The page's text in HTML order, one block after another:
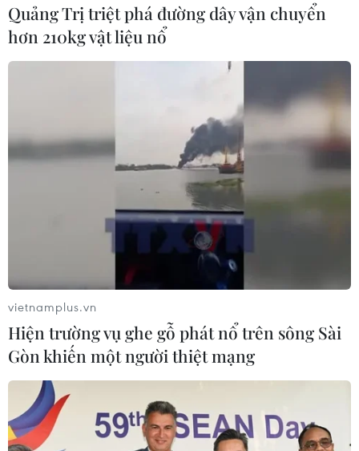
Quảng Trị triệt phá đường dây vận chuyển
hơn 210kg vật liệu nổ
vietnamplus.vn
Hiện trường vụ ghe gỗ phát nổ trên sông Sài
Gòn khiến một người thiệt mạng